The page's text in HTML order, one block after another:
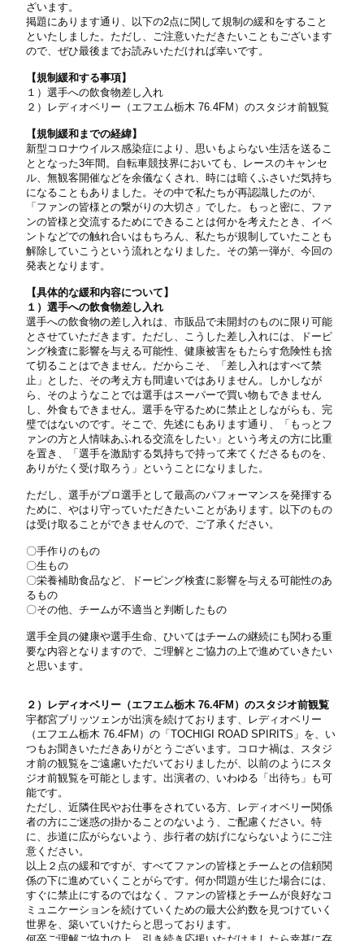
ざいます。
掲題にあります通り、以下の2点に関して規制の緩和をすること
といたしました。ただし、ご注意いただきたいこともございます
ので、ぜひ最後までお読みいただければ幸いです。
【規制緩和する事項】
１）選手への飲食物差し入れ
２）レディオベリー（エフエム栃木 76.4FM）のスタジオ前観覧
【規制緩和までの経緯】
新型コロナウイルス感染症により、思いもよらない生活を送るこ
ととなった3年間。自転車競技界においても、レースのキャンセ
ル、無観客開催などを余儀なくされ、時には暗くふさいだ気持ち
になることもありました。その中で私たちが再認識したのが、
「ファンの皆様との繋がりの大切さ」でした。もっと密に、ファ
ンの皆様と交流するためにできることは何かを考えたとき、イベ
ントなどでの触れ合いはもちろん、私たちが規制していたことも
解除していこうという流れとなりました。その第一弾が、今回の
発表となります。
【具体的な緩和内容について】
１）選手への飲食物差し入れ
選手への飲食物の差し入れは、市販品で未開封のものに限り可能
とさせていただきます。ただし、こうした差し入れには、ドーピ
ング検査に影響を与える可能性、健康被害をもたらす危険性も捨
て切ることはできません。だからこそ、「差し入れはすべて禁
止」とした、その考え方も間違いではありません。しかしなが
ら、そのようなことでは選手はスーパーで買い物もできません
し、外食もできません。選手を守るために禁止としながらも、完
璧ではないのです。そこで、先述にもあります通り、「もっとフ
ァンの方と人情味あふれる交流をしたい」という考えの方に比重
を置き、「選手を激励する気持ちで持って来てくださるものを、
ありがたく受け取ろう」ということになりました。
ただし、選手がプロ選手として最高のパフォーマンスを発揮する
ために、やはり守っていただきたいことがあります。以下のもの
は受け取ることができませんので、ご了承ください。
〇手作りのもの
〇生もの
〇栄養補助食品など、ドーピング検査に影響を与える可能性のあ
るもの
〇その他、チームが不適当と判断したもの
選手全員の健康や選手生命、ひいてはチームの継続にも関わる重
要な内容となりますので、ご理解とご協力の上で進めていきたい
と思います。
２）レディオベリー（エフエム栃木 76.4FM）のスタジオ前観覧
宇都宮ブリッツェンが出演を続けております、レディオベリー
（エフエム栃木 76.4FM）の「TOCHIGI ROAD SPIRITS」を、い
つもお聞きいただきありがとうございます。コロナ禍は、スタジ
オ前の観覧をご遠慮いただいておりましたが、以前のようにスタ
ジオ前観覧を可能とします。出演者の、いわゆる「出待ち」も可
能です。
ただし、近隣住民やお仕事をされている方、レディオベリー関係
者の方にご迷惑の掛かることのないよう、ご配慮ください。特
に、歩道に広がらないよう、歩行者の妨げにならないようにご注
意ください。
以上２点の緩和ですが、すべてファンの皆様とチームとの信頼関
係の下に進めていくことがらです。何か問題が生じた場合には、
すぐに禁止にするのではなく、ファンの皆様とチームが良好なコ
ミュニケーションを続けていくための最大公約数を見つけていく
世界を、築いていけたらと思っております。